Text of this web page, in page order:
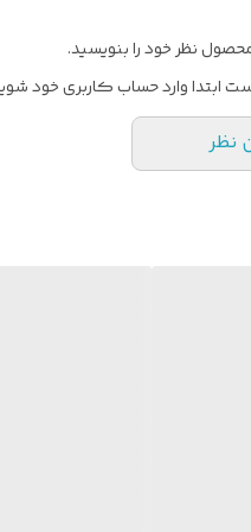
نظر خود را بنویسید.
است ابتدا وارد حساب کاربری خود
نظر